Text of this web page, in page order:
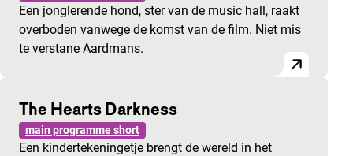
Een jonglerende hond, ster van de music hall, raakt
overboden vanwege de komst van de film. Niet mis
te verstane Aardmans.
The Hearts Darkness
main programme short
Een kindertekeningetje brengt de wereld in het